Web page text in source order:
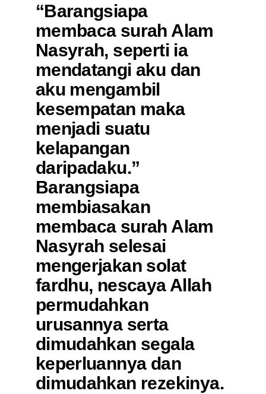
“Barangsiapa
membaca surah Alam
Nasyrah, seperti ia
mendatangi aku dan
aku mengambil
kesempatan maka
menjadi suatu
kelapangan
daripadaku.”
Barangsiapa
membiasakan
membaca surah Alam
Nasyrah selesai
mengerjakan solat
fardhu, nescaya Allah
permudahkan
urusannya serta
dimudahkan segala
keperluannya dan
dimudahkan rezekinya.